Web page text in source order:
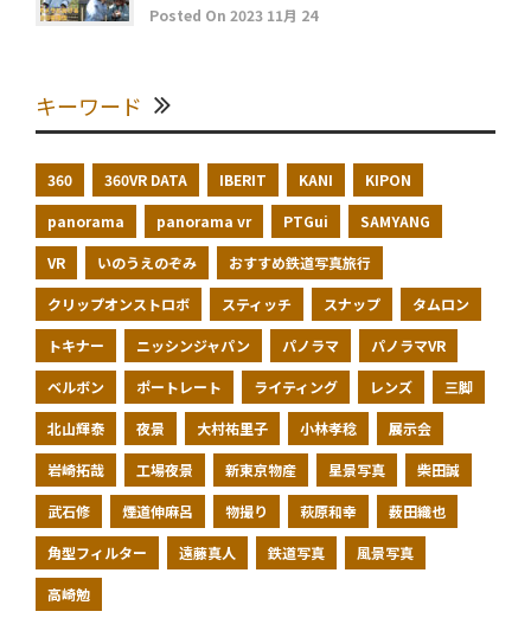
Posted On 2023 11月 24
キーワード
360 360VR DATA IBERIT KANI KIPON
panorama panorama vr PTGui SAMYANG
VR いのうえのぞみ おすすめ鉄道写真旅行
クリップオンストロボ スティッチ スナップ タムロン
トキナー ニッシンジャパン パノラマ パノラマVR
ベルボン ポートレート ライティング レンズ 三脚
北山輝泰 夜景 大村祐里子 小林孝稔 展示会
岩崎拓哉 工場夜景 新東京物産 星景写真 柴田誠
武石修 煙道伸麻呂 物撮り 萩原和幸 薮田織也
角型フィルター 遠藤真人 鉄道写真 風景写真
高崎勉